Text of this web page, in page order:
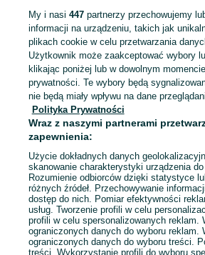
KATEGORIA
Mapa kategorii
Mapa miejscowości
Mapa ministron
Popularne wyszukiwania
My i nasi 447partnerzy przechowujemy
informacji na urządzeniu, takich jak
plikach cookie w celu przetwarzania
Użytkownik może zaakceptować wybory
klikając poniżej lub w dowolnym
prywatności. Te wybory będą
nie będą miały wpływu na dane
Polityka Prywatności
Wraz z naszymi partnerami
zapewnienia:
Użycie dokładnych danych
skanowanie charakterystyki urządzenia
Rozumienie odbiorców dzięki statystyce
różnych źródeł. Przechowywanie
dostęp do nich. Pomiar efektywności
usług. Tworzenie profili w celu
profili w celu spersonalizowanych reklam.
ograniczonych danych do wyboru reklam.
ograniczonych danych do wyboru treści.
treści. Wykorzystanie profili do wyboru